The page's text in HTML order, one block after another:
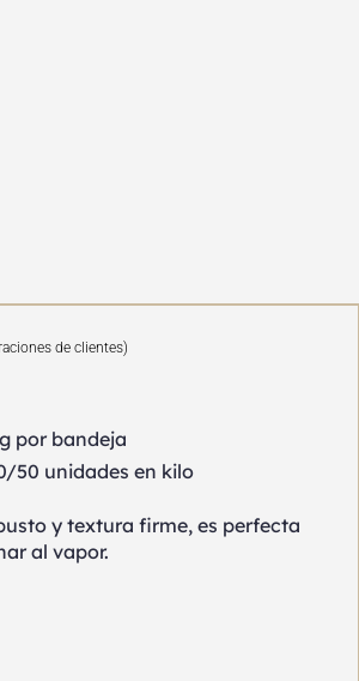
de clientes)
por bandeja
50 unidades en kilo
y textura firme, es perfecta
al vapor.